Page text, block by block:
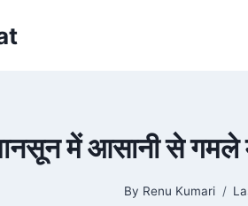
में आसानी से
By Renu Kumari